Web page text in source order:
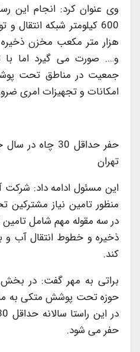
وی عنوان کرد: انجام این
و…. صورت می گیرد اما با
جمعیت در مناطق تحت
امکانات و تجهیزات امری
حفر حداقل 30
تهران
این مسئول ادامه داد: شرکت
منظور تامین نیاز
در سه مقوله مهم شامل
ذخیره و خطوط انتقال آب
کند.
براتی به مهر گفت: در
حوزه تحت پوشش متکی به
حفر می شود.